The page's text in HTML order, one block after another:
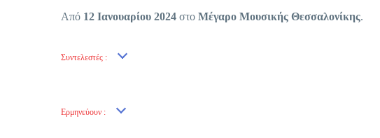
Από 12 Ιανουαρίου 2024 στο Μέγαρο Μουσικής Θεσσαλονίκης.
Συντελεστές :
Ερμηνεύουν :